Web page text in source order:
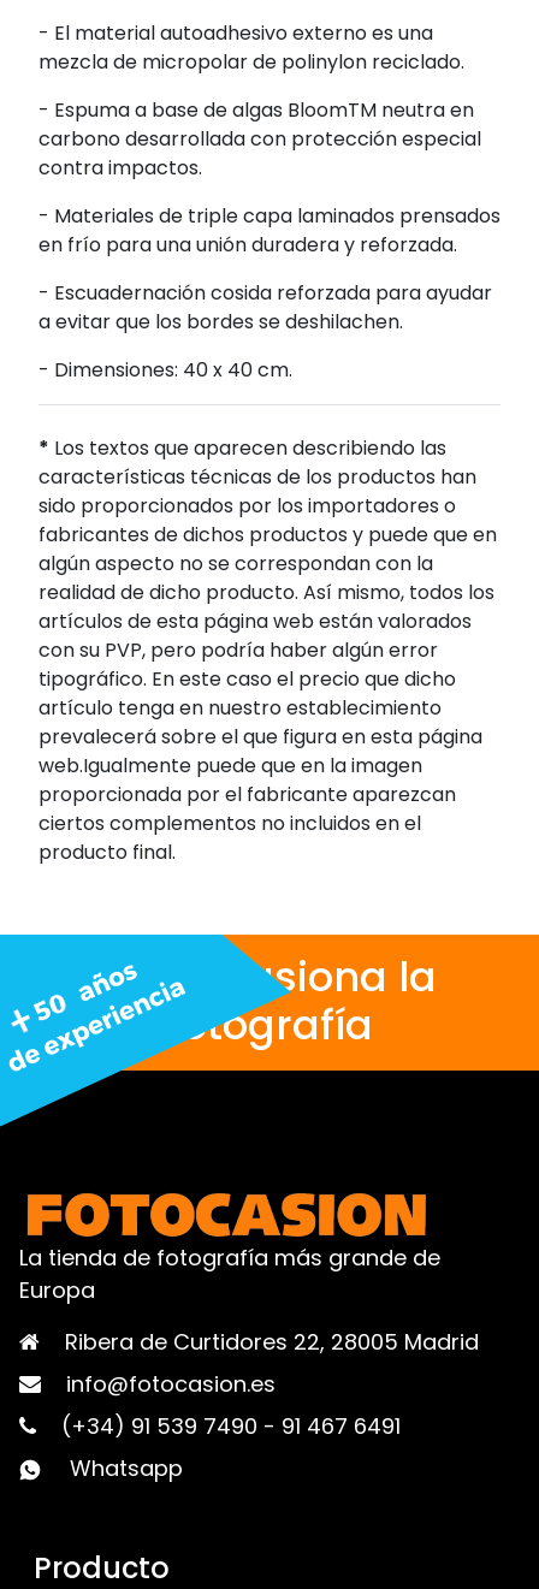
- El material autoadhesivo externo es una
mezcla de micropolar de polinylon reciclado.
- Espuma a base de algas BloomTM neutra en
carbono desarrollada con protección especial
contra impactos.
- Materiales de triple capa laminados prensados
en frío para una unión duradera y reforzada.
- Escuadernación cosida reforzada para ayudar
a evitar que los bordes se deshilachen.
- Dimensiones: 40 x 40 cm.
* Los textos que aparecen describiendo las
características técnicas de los productos han
sido proporcionados por los importadores o
fabricantes de dichos productos y puede que en
algún aspecto no se correspondan con la
realidad de dicho producto. Así mismo, todos los
artículos de esta página web están valorados
con su PVP, pero podría haber algún error
tipográfico. En este caso el precio que dicho
artículo tenga en nuestro establecimiento
prevalecerá sobre el que figura en esta página
web.Igualmente puede que en la imagen
proporcionada por el fabricante aparezcan
ciertos complementos no incluidos en el
producto final.
Nos apasiona la
fotografía
La tienda de fotografía más grande de
Europa
Ribera de Curtidores 22, 28005 Madrid
info@fotocasion.es
(+34) 91 539 7490 - 91 467 6491
Whatsapp
Producto